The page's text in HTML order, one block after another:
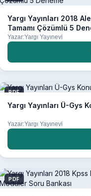
Yargı Yayınları 2018
Tamamı Çözümlü 5
Yazar:Yargı Yayınevi
PDF
Yargı Yayınları Ü-Gys
Yazar:Yargı Yayınevi
PDF